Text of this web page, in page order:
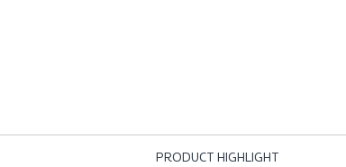
PRODUCT HIGHLIGHT